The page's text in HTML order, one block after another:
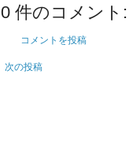
0 件のコメント:
コメントを投稿
次の投稿